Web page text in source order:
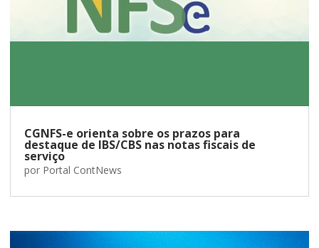
CGNFS-e orienta sobre os prazos para
destaque de IBS/CBS nas notas fiscais de
serviço
por Portal ContNews